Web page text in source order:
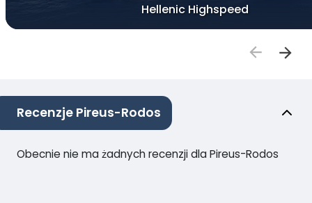
Hellenic Highspeed
Recenzje Pireus-Rodos
Obecnie nie ma żadnych recenzji dla Pireus-Rodos